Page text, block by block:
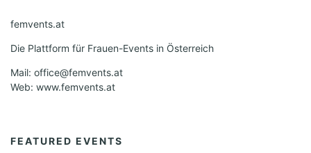
femvents.at
Die Plattform für Frauen-Events in Österreich
Mail: office@femvents.at
Web: www.femvents.at
FEATURED EVENTS